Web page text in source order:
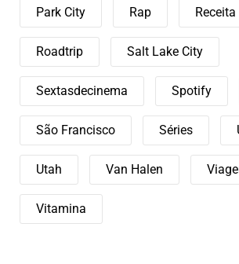
Park City Rap Receita
Roadtrip Salt Lake City
Sextasdecinema Spotify
São Francisco Séries
Utah Van Halen
Vitamina